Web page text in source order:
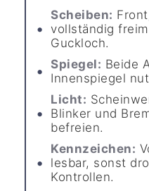
Scheiben:
vollständig
Guckloch.
Spiegel: Beide
Innenspiegel
Licht:
Blinker und
befreien.
Kennzeichen:
lesbar, sonst
Kontrollen.